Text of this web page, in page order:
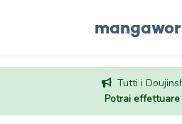
Tutti i
Potrai